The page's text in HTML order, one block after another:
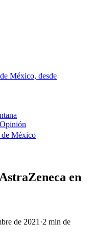
México, desde
Opinión
México
en
de 2021 ·2 min de